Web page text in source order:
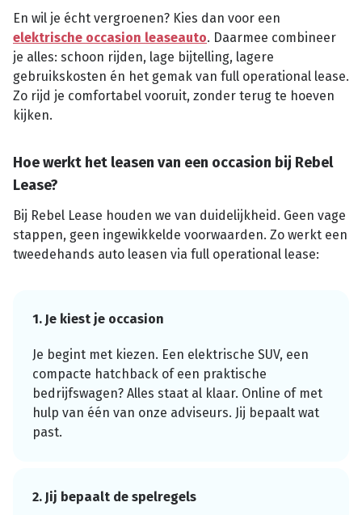
En wil je écht vergroenen? Kies dan voor een
elektrische occasion leaseauto. Daarmee combineer
je alles: schoon rijden, lage bijtelling, lagere
gebruikskosten én het gemak van full operational lease.
Zo rijd je comfortabel vooruit, zonder terug te hoeven
kijken.
Hoe werkt het leasen van een occasion bij Rebel
Lease?
Bij Rebel Lease houden we van duidelijkheid. Geen vage
stappen, geen ingewikkelde voorwaarden. Zo werkt een
tweedehands auto leasen via full operational lease:
1. Je kiest je occasion
Je begint met kiezen. Een elektrische SUV, een
compacte hatchback of een praktische
bedrijfswagen? Alles staat al klaar. Online of met
hulp van één van onze adviseurs. Jij bepaalt wat
past.
2. Jij bepaalt de spelregels